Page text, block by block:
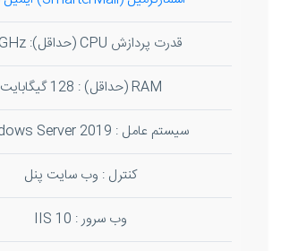
قدرت پردازش CPU (حداقل): 3.2GHz
RAM (حداقل) : 128 گیگابایت
سیستم عامل : Windows Server 2019
کنترل : وب سایت پنل
وب سرور : IIS 10